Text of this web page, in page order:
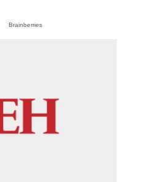
Brainberries